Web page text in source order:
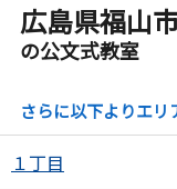
広島県福山
の公文式教室
さらに以下よりエリ
１丁目